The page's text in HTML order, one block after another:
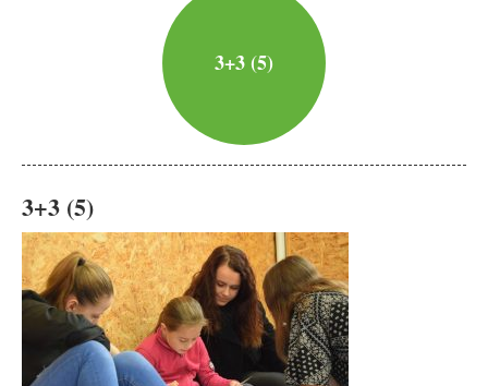
3+3 (5)
3+3 (5)